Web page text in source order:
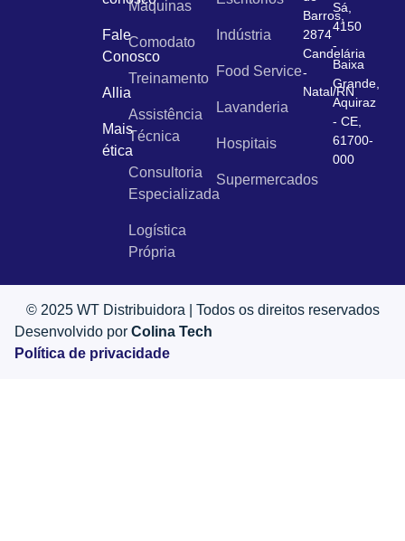
Fale
Conosco
Allia
Mais
ética
Máquinas
Comodato
Treinamento
Assistência
Técnica
Consultoria
Especializada
Logística
Própria
Indústria
Food Service
Lavanderia
Hospitais
Supermercados
Barros,
2874
Candelária
-
Natal/RN
Sá,
4150
-
Baixa
Grande,
Aquiraz
- CE,
61700-
000
© 2025 WT Distribuidora | Todos os direitos reservados
Desenvolvido por Colina Tech
Política de privacidade